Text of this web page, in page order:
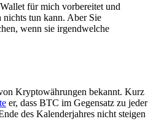
für mich vorbereitet und
nichts tun kann. Aber Sie
wenn sie irgendwelche
Kryptowährungen bekannt. Kurz
er, dass BTC im Gegensatz zu jeder
des Kalenderjahres nicht steigen